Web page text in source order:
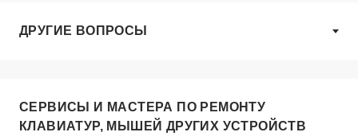
ДРУГИЕ ВОПРОСЫ
СЕРВИСЫ И МАСТЕРА ПО РЕМОНТУ
КЛАВИАТУР, МЫШЕЙ ДРУГИХ УСТРОЙСТВ